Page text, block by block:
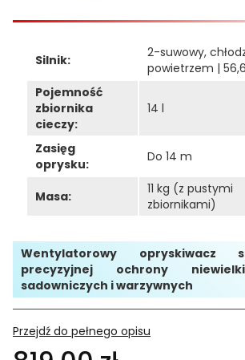
Silnik:
2-suwowy,
powietrzem |
Pojemność
zbiornika
cieczy:
14 l
Zasięg
oprysku:
Do 14 m
Masa:
11 kg (z pustymi
zbiornikami)
Wentylatorowy opryskiwacz
precyzyjnej ochrony
sadowniczych i warzywnych
Przejdź do pełnego opisu